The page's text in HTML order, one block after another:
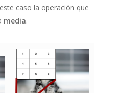
caso la operación que
media.